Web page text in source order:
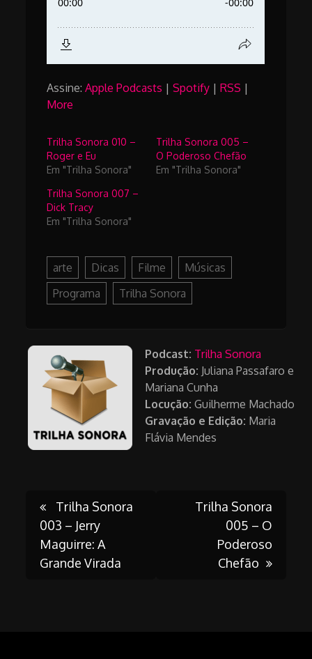
Assine:Apple Podcasts |Spotify |RSS |
More
Trilha Sonora 010 –
Roger e Eu
Em "Trilha Sonora"
Trilha Sonora 005 –
O Poderoso Chefão
Em "Trilha Sonora"
Trilha Sonora 007 –
Dick Tracy
Em "Trilha Sonora"
arte Dicas Filme
Músicas
Programa
Trilha Sonora
Podcast: Trilha Sonora
Produção: Juliana Passafaro e
Mariana Cunha
Locução: Guilherme Machado
Gravação e Edição: Maria
Flávia Mendes
Post
navigation
Trilha Sonora
003 – Jerry
Maguirre: A
Grande Virada
Trilha Sonora
005 – O
Poderoso
Chefão